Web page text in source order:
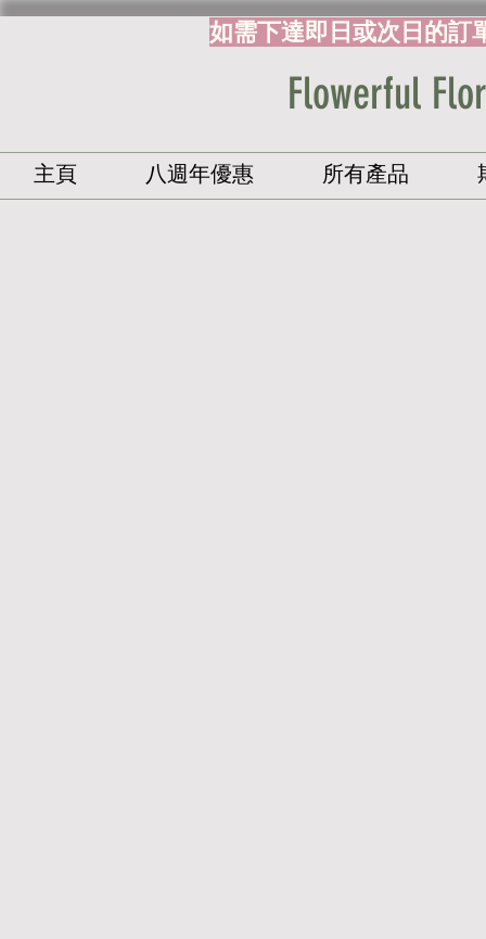
如需下達即日或次日的訂
Flowerful
主頁 八週年優惠 所有產品